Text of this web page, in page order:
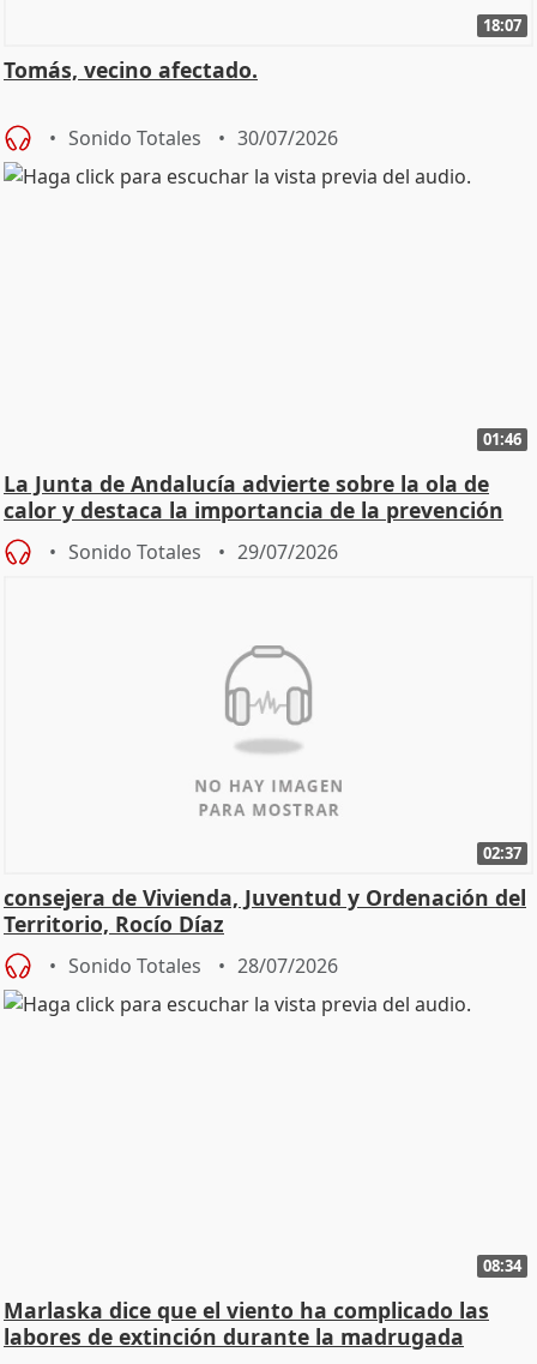
18:07
Tomás, vecino afectado.
Sonido Totales 30/07/2026
01:46
La Junta de Andalucía advierte sobre la ola de
calor y destaca la importancia de la prevención
Sonido Totales 29/07/2026
02:37
consejera de Vivienda, Juventud y Ordenación del
Territorio, Rocío Díaz
Sonido Totales 28/07/2026
08:34
Marlaska dice que el viento ha complicado las
labores de extinción durante la madrugada